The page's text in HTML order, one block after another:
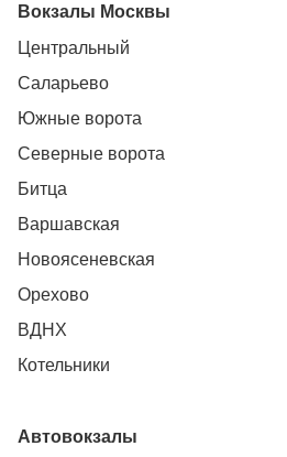
Вокзалы Москвы
Центральный
Саларьево
Южные ворота
Северные ворота
Битца
Варшавская
Новоясеневская
Орехово
ВДНХ
Котельники
Автовокзалы